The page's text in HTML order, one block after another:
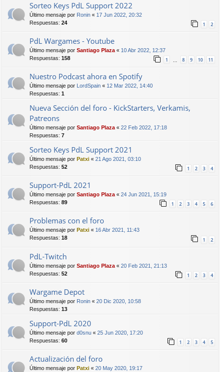
Sorteo Keys PdL Support 2022
Último mensaje por Ronin « 17 Jun 2022, 20:32
Respuestas: 24 1 2
PdL Wargames - Youtube
Último mensaje por Santiago Plaza « 10 Abr 2022, 12:37
Respuestas: 158 1 … 8 9 10 11
Nuestro Podcast ahora en Spotify
Último mensaje por LordSpain « 12 Mar 2022, 14:40
Respuestas: 1
Nueva Sección del foro - KickStarters, Verkamis,
Patreons
Último mensaje por Santiago Plaza « 22 Feb 2022, 17:18
Respuestas: 7
Sorteo Keys PdL Support 2021
Último mensaje por Patxi « 21 Ago 2021, 03:10
Respuestas: 52 1 2 3 4
Support-PdL 2021
Último mensaje por Santiago Plaza « 24 Jun 2021, 15:19
Respuestas: 89 1 2 3 4 5 6
Problemas con el foro
Último mensaje por Patxi « 16 Abr 2021, 11:43
Respuestas: 18 1 2
PdL-Twitch
Último mensaje por Santiago Plaza « 20 Feb 2021, 21:13
Respuestas: 52 1 2 3 4
Wargame Depot
Último mensaje por Ronin « 20 Dic 2020, 10:58
Respuestas: 13
Support-PdL 2020
Último mensaje por d0snu « 25 Jun 2020, 17:20
Respuestas: 60 1 2 3 4 5
Actualización del foro
Último mensaje por Patxi « 20 May 2020, 19:17